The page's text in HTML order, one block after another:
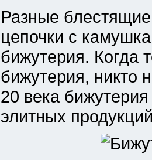
Разные блестящие
цепочки с
бижутерия. Когда
бижутерия, никто
20 века
элитных